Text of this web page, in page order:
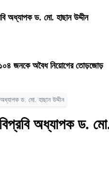
অধ্যাপক ড. মো. হাছান উদ্দীন
১০৪ জনকে অবৈধ নিয়োগের তোড়জোড়
অধ্যাপক ড. মো. হাছান উদ্দীন
অধ্যাপক ড. মো.